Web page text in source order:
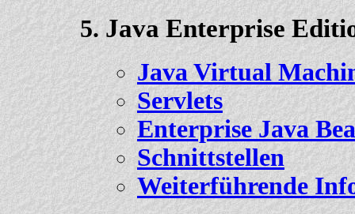
Java Enterprise
Java Virtual
Servlets
Enterprise Java
Schnittstellen
Weiterführende